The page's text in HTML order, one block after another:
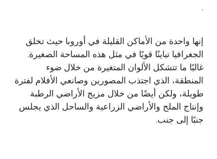
.
إنها واحدة من الأماكن القليلة في أوروبا حيث تخلق
الجغرافيا تباينًا قويًا في مثل هذه المساحة الصغيرة.
غالبًا ما تتشكل الألوان المتغيرة من خلال ضوء
المنطقة، الذي اجتذب المصورين وصانعي الأفلام لفترة
طويلة، ولكن أيضًا من خلال مزيج الأراضي الرطبة
وإنتاج الملح والأراضي الزراعية والساحل الذي يجلس
جنبًا إلى جنب.